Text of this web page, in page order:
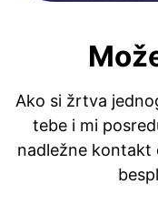
Ako si žrtva
tebe i mi
nadležne kontakt